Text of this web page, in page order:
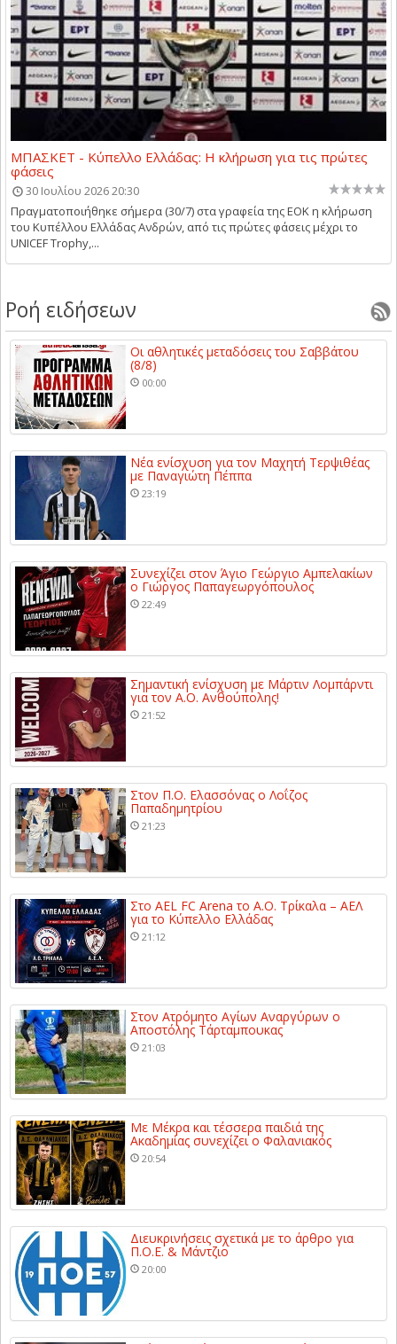
ΜΠΑΣΚΕΤ - Κύπελλο Ελλάδας: Η κλήρωση για τις πρώτες
φάσεις
30 Ιουλίου 2026 20:30
Πραγματοποιήθηκε σήμερα (30/7) στα γραφεία της ΕΟΚ η κλήρωση
του Κυπέλλου Ελλάδας Ανδρών, από τις πρώτες φάσεις μέχρι το
UNICEF Trophy,...
Ροή ειδήσεων
Οι αθλητικές μεταδόσεις του Σαββάτου
(8/8)
00:00
Νέα ενίσχυση για τον Μαχητή Τερψιθέας
με Παναγιώτη Πέππα
23:19
Συνεχίζει στον Άγιο Γεώργιο Αμπελακίων
ο Γιώργος Παπαγεωργόπουλος
22:49
Σημαντική ενίσχυση με Μάρτιν Λομπάρντι
για τον Α.Ο. Ανθούπολης!
21:52
Στον Π.Ο. Ελασσόνας ο Λοΐζος
Παπαδημητρίου
21:23
Στο AEL FC Arena το Α.Ο. Τρίκαλα – ΑΕΛ
για το Κύπελλο Ελλάδας
21:12
Στον Ατρόμητο Αγίων Αναργύρων ο
Αποστόλης Τάρταμπουκας
21:03
Με Μέκρα και τέσσερα παιδιά της
Ακαδημίας συνεχίζει ο Φαλανιακός
20:54
Διευκρινήσεις σχετικά με το άρθρο για
Π.Ο.Ε. & Μάντζιο
20:00